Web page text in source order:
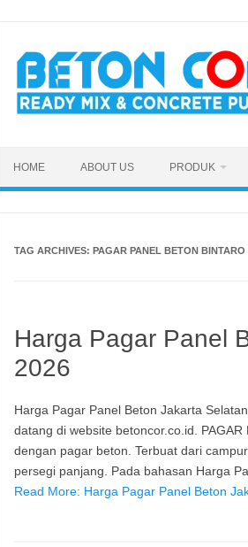
content
HOME ABOUT US PRODUK
TAG ARCHIVES: PAGAR PANEL BETON
Harga Pagar Panel
2026
Harga Pagar Panel Beton Jakarta
datang di website betoncor.co.id.
dengan pagar beton. Terbuat dari
persegi panjang. Pada bahasan Harga
Read More: Harga Pagar Panel Beton